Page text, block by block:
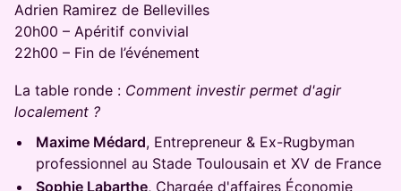
Adrien Ramirez de Bellevilles
20h00 – Apéritif convivial
22h00 – Fin de l’événement
La table ronde : Comment investir permet d'agir
localement ?
Maxime Médard, Entrepreneur & Ex-Rugbyman
professionnel au Stade Toulousain et XV de France
Sophie Labarthe, Chargée d'affaires Économie